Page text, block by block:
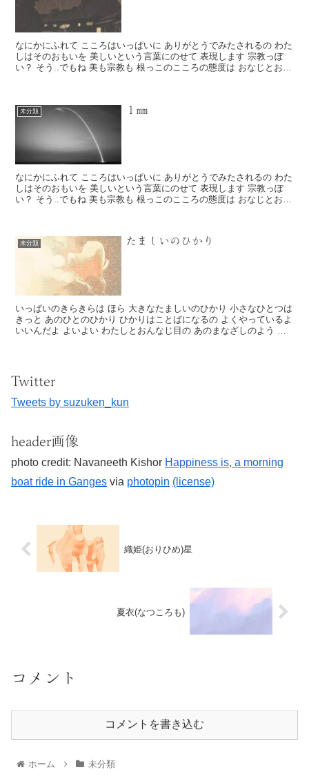
なにかにふれて こころはいっぱいに ありがとうでみたされるの わた
しはそのおもいを 美しいという言葉にのせて 表現します 宗教っぽ
い？ そう..でもね 美も宗教も 根っこのこころの態度は おなじとおも
未分類 １㎜
なにかにふれて こころはいっぱいに ありがとうでみたされるの わた
しはそのおもいを 美しいという言葉にのせて 表現します 宗教っぽ
い？ そう..でもね 美も宗教も 根っこのこころの態度は おなじとおも
未分類 たましいのひかり
いっぱいのきらきらは ほら 大きなたましいのひかり 小さなひとつは
きっと あのひとのひかり ひかりはことばになるの よくやっているよ
いいんだよ よいよい わたしとおんなじ目の あのまなざしのよう こ
Twitter
Tweets by suzuken_kun
header画像
photo credit: Navaneeth Kishor Happiness is, a morning
boat ride in Ganges via photopin (license)
織姫(おりひめ)星
夏衣(なつころも)
コメント
コメントを書き込む
ホーム 未分類